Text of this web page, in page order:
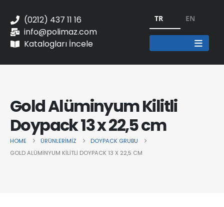
(0212) 437 11 16
info@polimaz.com
Katalogları İncele
TR EN
Gold Alüminyum Kilitli
Doypack 13 x 22,5 cm
HOME ÜRÜNLERIMIZ
DOYPACK GRUBU
GOLD ALÜMINYUM KILITLI DOYPACK 13 X 22,5 CM